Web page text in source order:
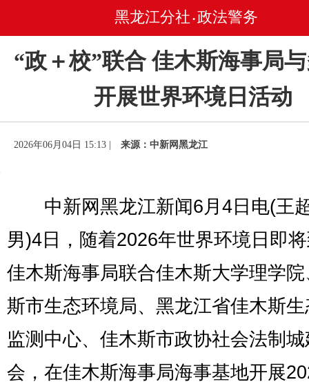
黑龙江分社 • 政法警务
“政＋校”联合 佳木斯海事局
开展世界环境日活动
2026年06月04日 15:13 | 来源：中新网黑龙江
中新网黑龙江新闻6月4日电(王
男)4日，随着2026年世界环境日即
佳木斯海事局联合佳木斯大学理学
斯市生态环境局、黑龙江省佳木斯
监测中心、佳木斯市政协社会法制
会，在佳木斯海事局海事基地开展